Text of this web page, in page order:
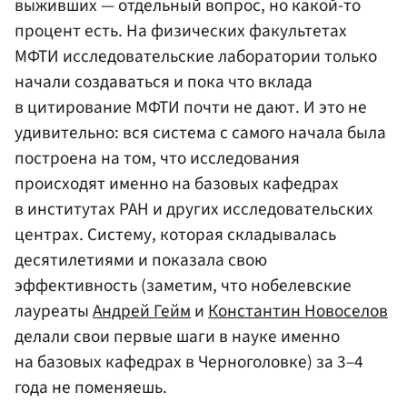
выживших — отдельный вопрос, но какой-то
процент есть. На физических факультетах
МФТИ исследовательские лаборатории только
начали создаваться и пока что вклада
в цитирование МФТИ почти не дают. И это не
удивительно: вся система с самого начала была
построена на том, что исследования
происходят именно на базовых кафедрах
в институтах РАН и других исследовательских
центрах. Систему, которая складывалась
десятилетиями и показала свою
эффективность (заметим, что нобелевские
лауреатыАндрей ГеймиКонстантин Новоселов
делали свои первые шаги в науке именно
на базовых кафедрах в Черноголовке) за 3–4
года не поменяешь.